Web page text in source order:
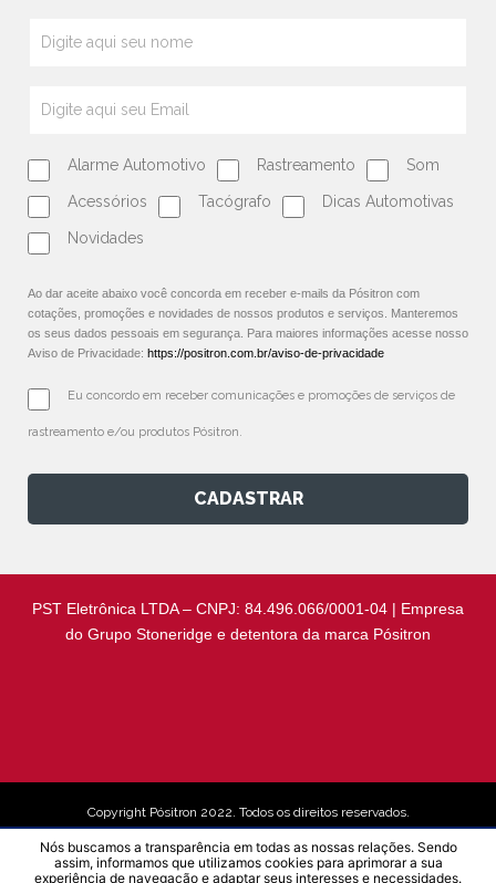
Alarme Automotivo Rastreamento Som
Acessórios Tacógrafo Dicas Automotivas
Novidades
Ao dar aceite abaixo você concorda em receber e-mails da Pósitron com
cotações, promoções e novidades de nossos produtos e serviços. Manteremos
os seus dados pessoais em segurança. Para maiores informações acesse nosso
Aviso de Privacidade: https://positron.com.br/aviso-de-privacidade
Eu concordo em receber comunicações e promoções de serviços de
rastreamento e/ou produtos Pósitron.
CADASTRAR
PST Eletrônica LTDA – CNPJ: 84.496.066/0001-04 | Empresa
do Grupo Stoneridge e detentora da marca Pósitron
Copyright Pósitron 2022. Todos os direitos reservados.
Aviso de Privacidade
Nós buscamos a transparência em todas as nossas relações. Sendo
assim, informamos que utilizamos cookies para aprimorar a sua
experiência de navegação e adaptar seus interesses e necessidades.